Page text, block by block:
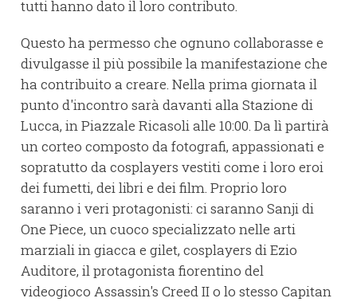
tutti hanno dato il loro contributo.
Questo ha permesso che ognuno collaborasse e
divulgasse il più possibile la manifestazione che
ha contribuito a creare. Nella prima giornata il
punto d'incontro sarà davanti alla Stazione di
Lucca, in Piazzale Ricasoli alle 10:00. Da lì partirà
un corteo composto da fotografi, appassionati e
sopratutto da cosplayers vestiti come i loro eroi
dei fumetti, dei libri e dei film. Proprio loro
saranno i veri protagonisti: ci saranno Sanji di
One Piece, un cuoco specializzato nelle arti
marziali in giacca e gilet, cosplayers di Ezio
Auditore, il protagonista fiorentino del
videogioco Assassin's Creed II o lo stesso Capitan